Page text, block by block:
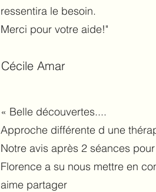
ressentira le besoin.
Merci pour votre aide!"
Cécile Amar
« Belle découvertes....
Approche différente d une
Notre avis après 2 séances
Florence a su nous mettre en
aime partager